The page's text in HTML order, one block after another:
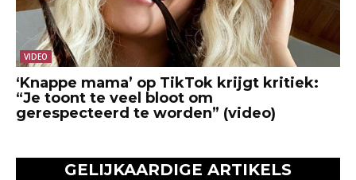
VIDEO
‘Knappe mama’ op TikTok krijgt kritiek:
“Je toont te veel bloot om
gerespecteerd te worden” (video)
GELIJKAARDIGE ARTIKELS